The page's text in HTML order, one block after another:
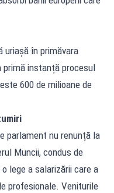
uriașă în primăvara
instanță procesul
600 de milioane de
parlament nu renunță la
Muncii, condus de
lege a salarizării care a
profesionale. Veniturile